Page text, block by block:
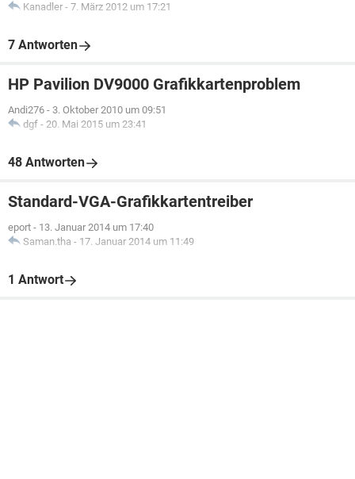
Kanadler - 7. März 2012 um 17:21
7 Antworten
HP Pavilion DV9000 Grafikkartenproblem
Andi276 - 3. Oktober 2010 um 09:51
dgf - 20. Mai 2015 um 23:41
48 Antworten
Standard-VGA-Grafikkartentreiber
eport - 13. Januar 2014 um 17:40
Saman.tha - 17. Januar 2014 um 11:49
1 Antwort